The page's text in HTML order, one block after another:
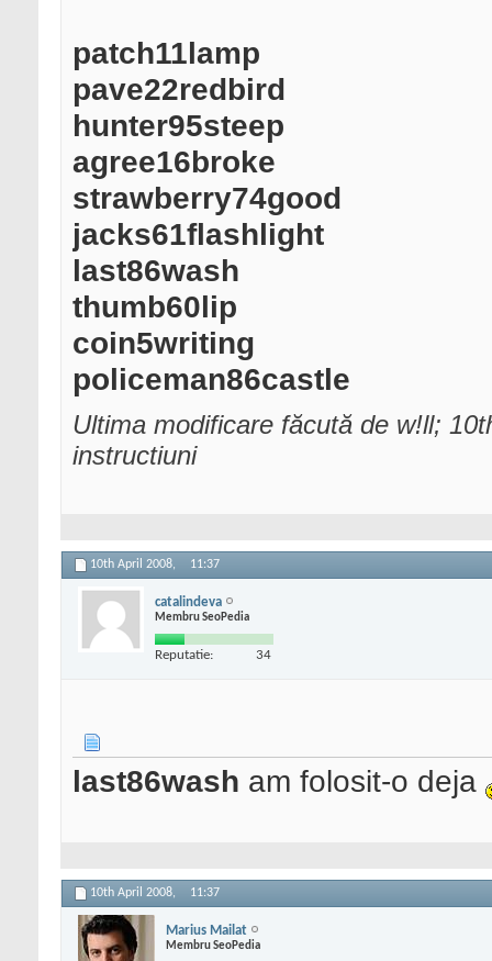
patch11lamp
pave22redbird
hunter95steep
agree16broke
strawberry74good
jacks61flashlight
last86wash
thumb60lip
coin5writing
policeman86castle
Ultima modificare făcută de w!ll;
instructiuni
10th April 2008, 11:37
catalindeva
Membru SeoPedia
Reputatie: 34
last86wash am folosit-o deja
10th April 2008, 11:37
Marius Mailat
Membru SeoPedia